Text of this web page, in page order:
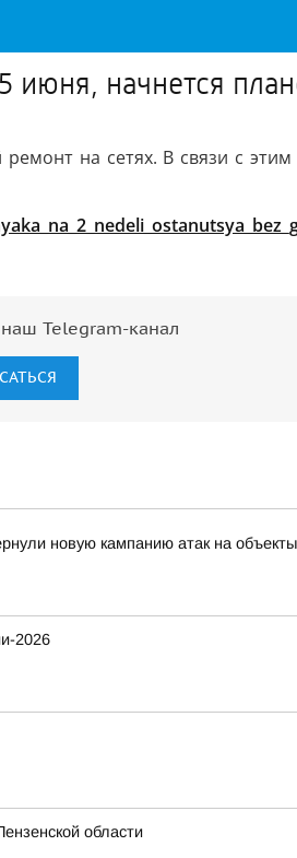
начнется
на сетях. В связи с
Telegram-канал
новую кампанию атак на
2026
области